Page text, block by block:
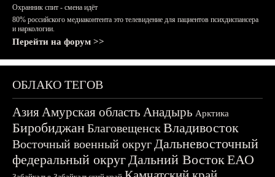
Охранник спит - смена идёт
80% российского медиаконтента это телевидение для пациентов психдиспансера
и наркологии.
Перейти на форум >>
ОБЛАКО ТЕГОВ
АзияАмурская область Анадырь Арктика
БиробиджанБлаговещенскВладивосток
Восточный военный округДальневосточный
федеральный округДальний ВостокЕАО